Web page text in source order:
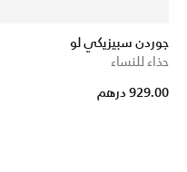
جوردن سبيزيكي لو
حذاء للنساء
929.00 درهم